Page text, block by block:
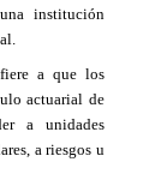
institución
a que los
actuarial de
a unidades
a riesgos u